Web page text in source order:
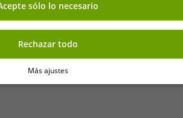
-96%
sólo lo necesario
Rechazar todo
Más ajustes